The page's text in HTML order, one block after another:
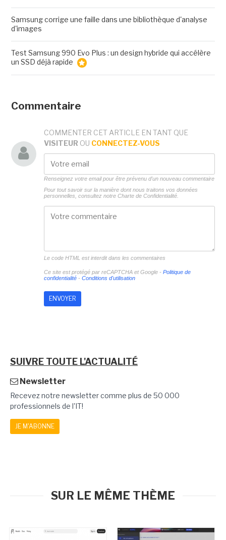
Samsung corrige une faille dans une bibliothèque d'analyse
d'images
Test Samsung 990 Evo Plus : un design hybride qui accélère
un SSD déjà rapide
Commentaire
COMMENTER CET ARTICLE EN TANT QUE
VISITEUR OU CONNECTEZ-VOUS
Renseignez votre email pour être prévenu d'un nouveau commentaire
Pour tout savoir sur la manière dont nous traitons vos données
personnelles, consultez notre Charte de Confidentialité.
Le code HTML est interdit dans les commentaires
Ce site est protégé par reCAPTCHA et Google - Politique de
confidentialité- Conditions d'utilisation
SUIVRE TOUTE L'ACTUALITÉ
Newsletter
Recevez notre newsletter comme plus de 50 000
professionnels de l'IT!
JE M'ABONNE
SUR LE MÊME THÈME